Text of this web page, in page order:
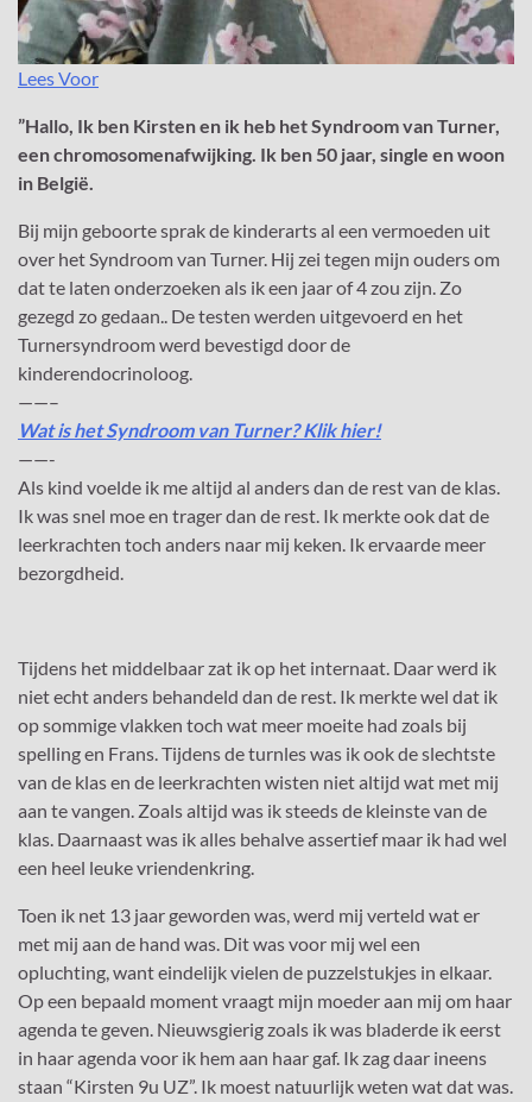
Lees Voor
”Hallo, Ik ben Kirsten en ik heb hetSyndroom van Turner,
een chromosomenafwijking. Ik ben 50 jaar, single en woon
in België.
Bij mijn geboorte sprak de kinderarts al een vermoeden uit
over het Syndroom van Turner. Hij zei tegen mijn ouders om
dat te laten onderzoeken als ik een jaar of 4 zou zijn. Zo
gezegd zo gedaan.. De testen werden uitgevoerd en het
Turnersyndroom werd bevestigd door de
kinderendocrinoloog.
——–
Wat is het Syndroom van Turner? Klik hier!
——-
Als kind voelde ik me altijd al anders dan de rest van de klas.
Ik was snel moe en trager dan de rest. Ik merkte ook dat de
leerkrachten toch anders naar mij keken. Ik ervaarde meer
bezorgdheid.
Tijdens het middelbaar zat ik op het internaat. Daar werd ik
niet echt anders behandeld dan de rest. Ik merkte wel dat ik
op sommige vlakken toch wat meer moeite had zoals bij
spelling en Frans. Tijdens de turnles was ik ook de slechtste
van de klas en de leerkrachten wisten niet altijd wat met mij
aan te vangen. Zoals altijd was ik steeds de kleinste van de
klas. Daarnaast was ik alles behalve assertief maar ik had wel
een heel leuke vriendenkring.
Toen ik net 13 jaar geworden was, werd mij verteld wat er
met mij aan de hand was. Dit was voor mij wel een
opluchting, want eindelijk vielen de puzzelstukjes in elkaar.
Op een bepaald moment vraagt mijn moeder aan mij om haar
agenda te geven. Nieuwsgierig zoals ik was bladerde ik eerst
in haar agenda voor ik hem aan haar gaf. Ik zag daar ineens
staan “Kirsten 9u UZ”. Ik moest natuurlijk weten wat dat was.